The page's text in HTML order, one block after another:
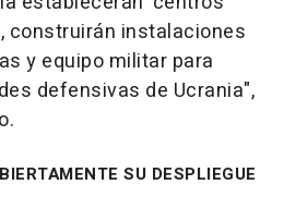
construirán instalaciones
y equipo militar para
defensivas de Ucrania",
SU DESPLIEGUE